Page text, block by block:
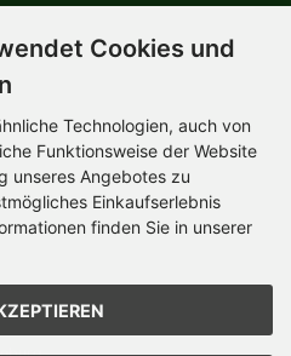
Cookies und
Technologien, auch von
Funktionsweise der Website
unseres Angebotes zu
Einkaufserlebnis
finden Sie in unserer